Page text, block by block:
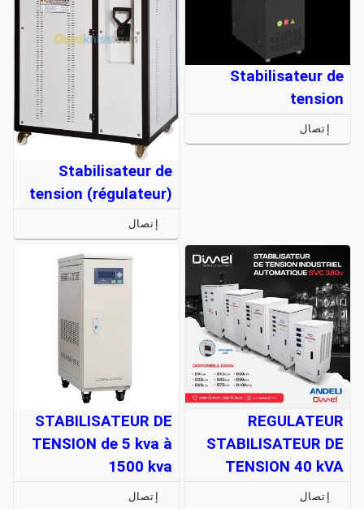
Stabilisateur de
tension
إتصال
Stabilisateur de
tension (régulateur)
إتصال
REGULATEUR
STABILISATEUR DE
TENSION 40 kVA
إتصال
STABILISATEUR DE
TENSION de 5 kva à
1500 kva
إتصال